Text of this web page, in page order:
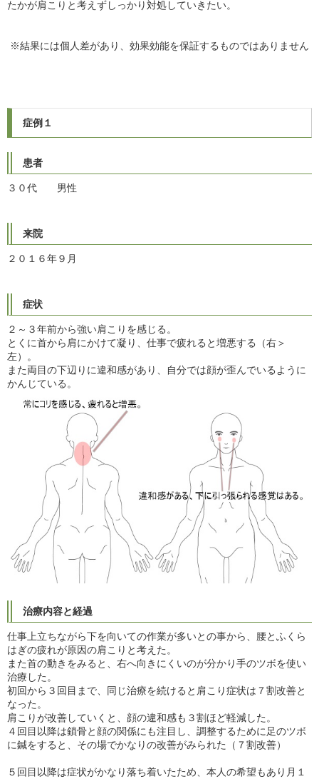
たかが肩こりと考えずしっかり対処していきたい。
※結果には個人差があり、 効果効能を保証するものではありません
症例 １
患者
３０代 男性
来院
２０１６年９月
症状
２～３年前から強い肩こりを感じる。
とくに首から肩にかけて凝り、仕事で疲れると増悪する（右＞
左）。
また両目の下辺りに違和感があり、自分では顔が歪んでいるように
かんじている。
治療内容と経過
仕事上立ちながら下を向いての作業が多いとの事から、腰とふくら
はぎの疲れが原因の肩こりと考えた。
また首の動きをみると、右へ向きにくいのが分かり手のツボを使い
治療した。
初回から３回目まで、同じ治療を続けると肩こり症状は７割改善と
なった。
肩こりが改善していくと、顔の違和感も３割ほど軽減した。
４回目以降は鎖骨と顔の関係にも注目し、調整するために足のツボ
に鍼をすると、その場でかなりの改善がみられた（７割改善）
５回目以降は症状がかなり落ち着いたため、本人の希望もあり月１